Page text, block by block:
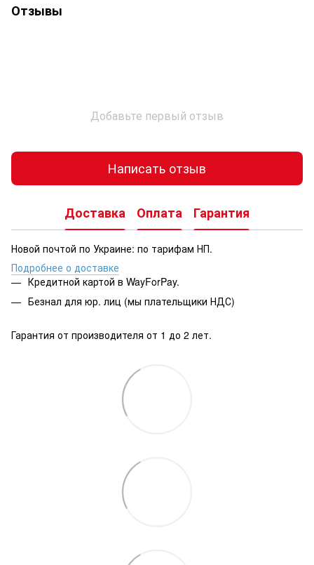
Отзывы
Добавьте первый отзыв
Написать отзыв
Доставка Оплата Гарантия
Новой почтой по Украине: по тарифам НП.
Подробнее о доставке
Кредитной картой в WayForPay.
Безнал для юр. лиц (мы плательщики НДС)
Гарантия от производителя от 1 до 2 лет.